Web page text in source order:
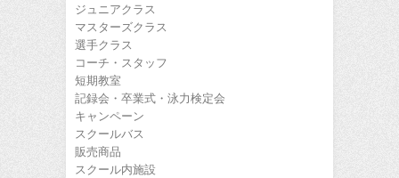
ジュニアクラス
マスターズクラス
選手クラス
コーチ・スタッフ
短期教室
記録会・卒業式・泳力検定会
キャンペーン
スクールバス
販売商品
スクール内施設